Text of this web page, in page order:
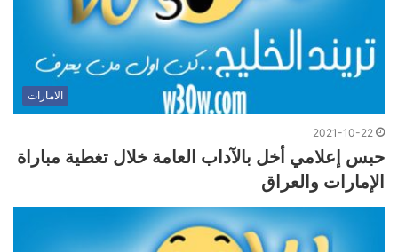
الامارات
2021-10-22
حبس إعلامي أخل بالآداب العامة خلال تغطية مباراة
الإمارات والعراق